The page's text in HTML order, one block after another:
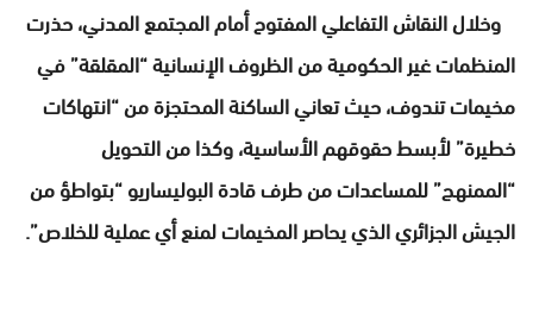
وخلال النقاش التفاعلي المفتوح أمام المجتمع المدني، حذرت
المنظمات غير الحكومية من الظروف الإنسانية “المقلقة” في
مخيمات تندوف، حيث تعاني الساكنة المحتجزة من “انتهاكات
خطيرة” لأبسط حقوقهم الأساسية، وكذا من التحويل
“الممنهج” للمساعدات من طرف قادة البوليساريو “بتواطؤ من
الجيش الجزائري الذي يحاصر المخيمات لمنع أي عملية للخلاص”.